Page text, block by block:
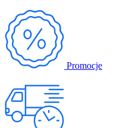
Promocje